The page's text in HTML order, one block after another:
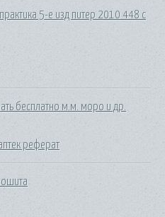
5-е изд питер 2010 448 с
бесплатно м.м. моро и др.
реферат